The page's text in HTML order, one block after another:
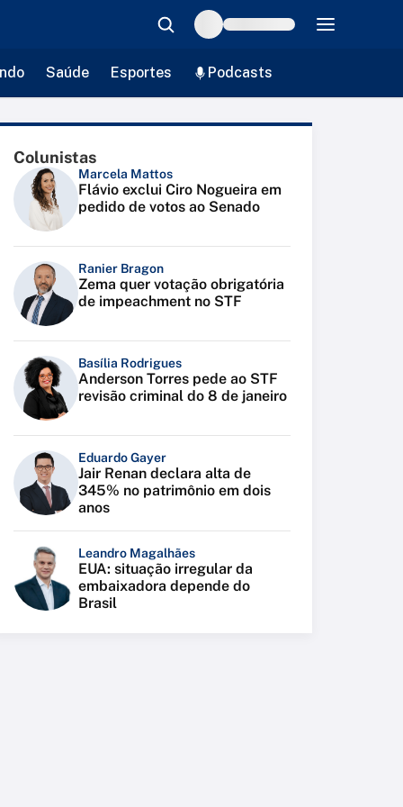
Saúde Esportes Podcasts
Colunistas
Marcela Mattos
Flávio exclui Ciro Nogueira em
pedido de votos ao Senado
Ranier Bragon
Zema quer votação obrigatória
de impeachment no STF
Basília Rodrigues
Anderson Torres pede ao STF
revisão criminal do 8 de janeiro
Eduardo Gayer
Jair Renan declara alta de
345% no patrimônio em dois
anos
Leandro Magalhães
EUA: situação irregular da
embaixadora depende do
Brasil